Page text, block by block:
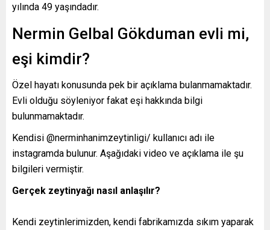
yılında 49 yaşındadır.
Nermin Gelbal Gökduman evli mi,
eşi kimdir?
Özel hayatı konusunda pek bir açıklama bulanmamaktadır.
Evli olduğu söyleniyor fakat eşi hakkında bilgi
bulunmamaktadır.
Kendisi @nerminhanimzeytinligi/ kullanıcı adı ile
instagramda bulunur. Aşağıdaki video ve açıklama ile şu
bilgileri vermiştir.
Gerçek zeytinyağı nasıl anlaşılır?
Kendi zeytinlerimizden, kendi fabrikamızda sıkım yaparak